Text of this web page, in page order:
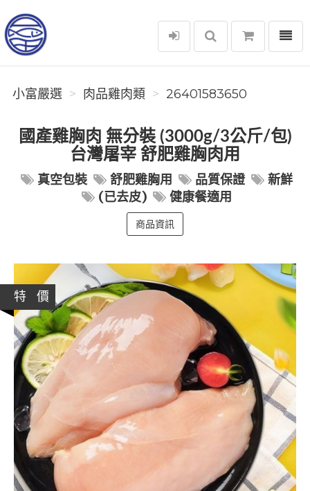
小富嚴選
選單
小富嚴選 肉品雞肉類 26401583650
國產雞胸肉 無分裝 (3000g/3公斤/包)
台灣屠宰 舒肥雞胸肉用
真空包裝 舒肥雞胸用 品質保證
新鮮
(已去皮)
健康餐適用
商品資訊
特 價